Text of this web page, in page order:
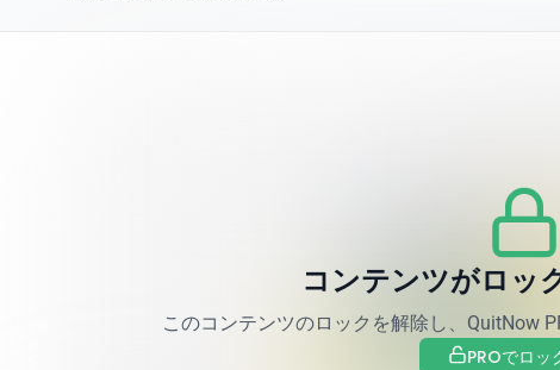
コンテンツがロッ
このコンテンツのロックを解除し、QuitNow
PROでロッ